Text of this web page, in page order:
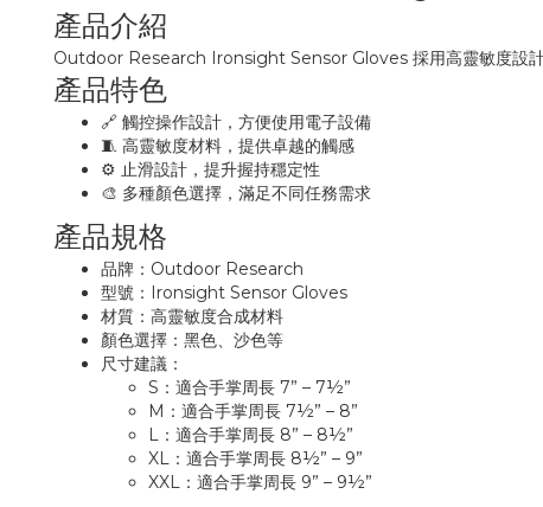
產品介紹
Outdoor Research Ironsight Sensor Gloves 採用高靈敏度設計
產品特色
🔗 觸控操作設計，方便使用電子設備
🧵 高靈敏度材料，提供卓越的觸感
⚙️ 止滑設計，提升握持穩定性
🎨 多種顏色選擇，滿足不同任務需求
產品規格
品牌：Outdoor Research
型號：Ironsight Sensor Gloves
材質：高靈敏度合成材料
顏色選擇：黑色、沙色等
尺寸建議：
S：適合手掌周長 7” – 7½”
M：適合手掌周長 7½” – 8”
L：適合手掌周長 8” – 8½”
XL：適合手掌周長 8½” – 9”
XXL：適合手掌周長 9” – 9½”